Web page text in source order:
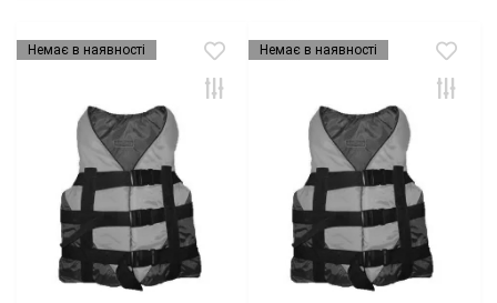
Немає в наявності Немає в наявності